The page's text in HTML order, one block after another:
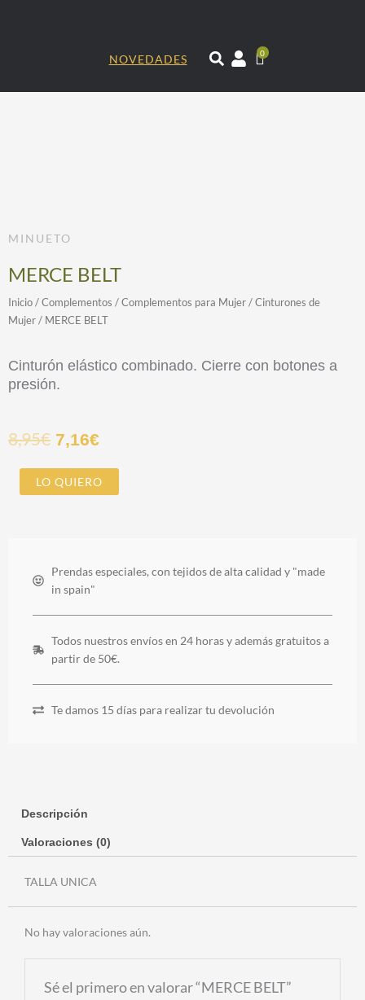
NOVEDADES
0
MINUETO
MERCE BELT
Inicio / Complementos / Complementos para Mujer / Cinturones de
Mujer / MERCE BELT
Cinturón elástico combinado. Cierre con botones a
presión.
8,95€ 7,16€
MERCE
BELT
LO QUIERO
Prendas especiales, con tejidos de alta calidad y "made
in spain"
Todos nuestros envíos en 24 horas y además gratuitos a
partir de 50€.
Te damos 15 días para realizar tu devolución
Descripción
Valoraciones (0)
TALLA UNICA
No hay valoraciones aún.
Sé el primero en valorar “MERCE BELT”